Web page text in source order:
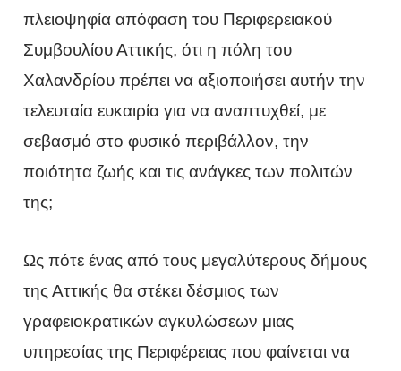
πλειοψηφία απόφαση του Περιφερειακού
Συμβουλίου Αττικής, ότι η πόλη του
Χαλανδρίου πρέπει να αξιοποιήσει αυτήν την
τελευταία ευκαιρία για να αναπτυχθεί, με
σεβασμό στο φυσικό περιβάλλον, την
ποιότητα ζωής και τις ανάγκες των πολιτών
της;
Ως πότε ένας από τους μεγαλύτερους δήμους
της Αττικής θα στέκει δέσμιος των
γραφειοκρατικών αγκυλώσεων μιας
υπηρεσίας της Περιφέρειας που φαίνεται να